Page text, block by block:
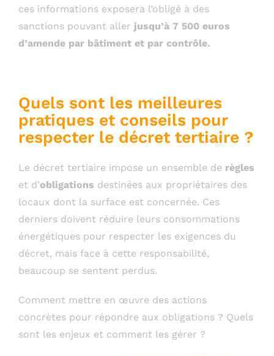
ces informations exposera l’obligé à des
sanctions pouvant aller jusqu’à 7 500 euros
d’amende par bâtiment et par contrôle.
Quels sont les meilleures
pratiques et conseils pour
respecter le décret tertiaire ?
Le décret tertiaire impose un ensemble de règles
et d’obligations destinées aux propriétaires des
locaux dont la surface est concernée. Ces
derniers doivent réduire leurs consommations
énergétiques pour respecter les exigences du
décret, mais face à cette responsabilité,
beaucoup se sentent perdus.
Comment mettre en œuvre des actions
concrètes pour répondre aux obligations ? Quels
sont les enjeux et comment les gérer ?